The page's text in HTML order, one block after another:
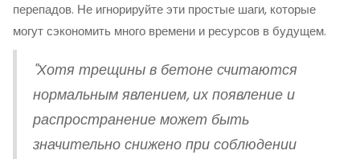
перепадов. Не игнорируйте эти простые шаги, которые
могут сэкономить много времени и ресурсов в будущем.
"Хотя трещины в бетоне считаются
нормальным явлением, их появление и
распространение может быть
значительно снижено при соблюдении